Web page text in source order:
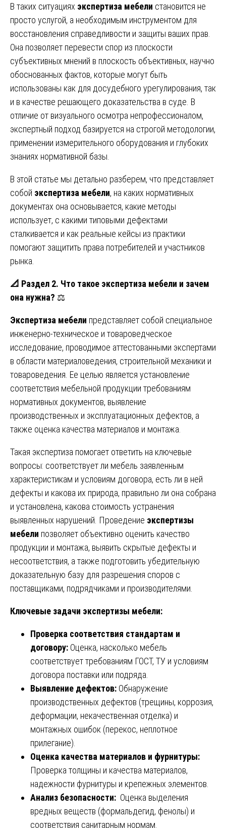
В таких ситуациях экспертиза мебели становится не
просто услугой, а необходимым инструментом для
восстановления справедливости и защиты ваших прав.
Она позволяет перевести спор из плоскости
субъективных мнений в плоскость объективных, научно
обоснованных фактов, которые могут быть
использованы как для досудебного урегулирования, так
и в качестве решающего доказательства в суде. В
отличие от визуального осмотра непрофессионалом,
экспертный подход базируется на строгой методологии,
применении измерительного оборудования и глубоких
знаниях нормативной базы.
В этой статье мы детально разберем, что представляет
собой экспертиза мебели, на каких нормативных
документах она основывается, какие методы
использует, с какими типовыми дефектами
сталкивается и как реальные кейсы из практики
помогают защитить права потребителей и участников
рынка.
📐 Раздел 2. Что такое экспертиза мебели и зачем
она нужна? ⚖️
Экспертиза мебели представляет собой специальное
инженерно-техническое и товароведческое
исследование, проводимое аттестованными экспертами
в области материаловедения, строительной механики и
товароведения. Ее целью является установление
соответствия мебельной продукции требованиям
нормативных документов, выявление
производственных и эксплуатационных дефектов, а
также оценка качества материалов и монтажа.
Такая экспертиза помогает ответить на ключевые
вопросы: соответствует ли мебель заявленным
характеристикам и условиям договора, есть ли в ней
дефекты и какова их природа, правильно ли она собрана
и установлена, какова стоимость устранения
выявленных нарушений. Проведение экспертизы
мебели позволяет объективно оценить качество
продукции и монтажа, выявить скрытые дефекты и
несоответствия, а также подготовить убедительную
доказательную базу для разрешения споров с
поставщиками, подрядчиками и производителями.
Ключевые задачи экспертизы мебели:
Проверка соответствия стандартам и
договору: Оценка, насколько мебель
соответствует требованиям ГОСТ, ТУ и условиям
договора поставки или подряда.
Выявление дефектов: Обнаружение
производственных дефектов (трещины, коррозия,
деформации, некачественная отделка) и
монтажных ошибок (перекос, неплотное
прилегание).
Оценка качества материалов и фурнитуры:
Проверка толщины и качества материалов,
надежности фурнитуры и крепежных элементов.
Анализ безопасности: Оценка выделения
вредных веществ (формальдегид, фенолы) и
соответствия санитарным нормам.